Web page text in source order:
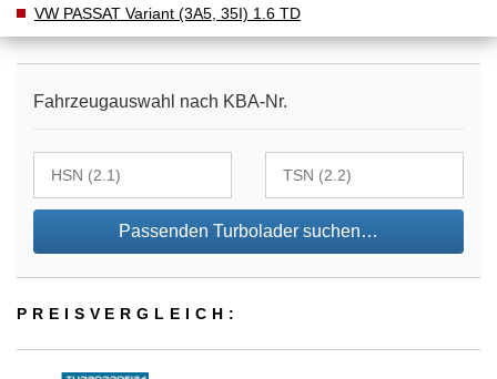
VW PASSAT Variant (3A5, 35I) 1.6 TD
Fahrzeugauswahl nach KBA-Nr.
Passenden Turbolader suchen…
PREIS­VER­GLEICH: